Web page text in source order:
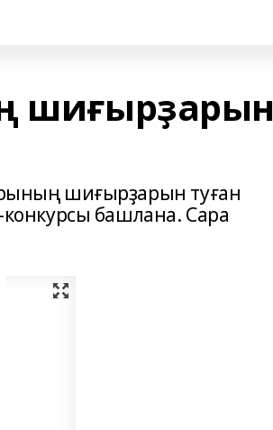
шиғырҙарын
шиғырҙарын туған
конкурсы башлана. Сара